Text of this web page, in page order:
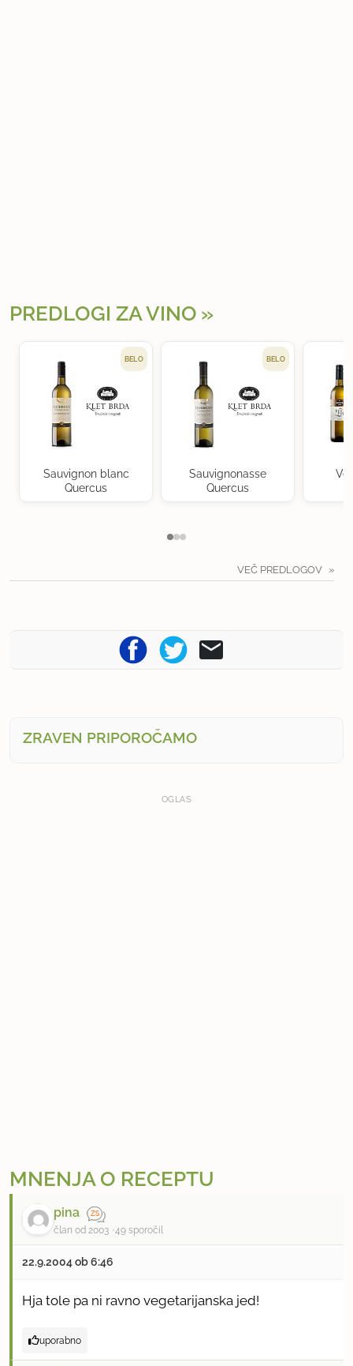
PREDLOGI ZA VINO
BELO
Sauvignon blanc
Quercus
BELO
Sauvignonasse
Quercus
VEČ PREDLOGOV
ZRAVEN PRIPOROČAMO
OGLAS
MNENJA O RECEPTU
pina
član od 2003 49 sporočil
22.9.2004 ob 6:46
Hja tole pa ni ravno vegetarijanska jed!
uporabno